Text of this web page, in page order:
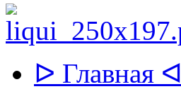
ᐅ Главная ᐊ